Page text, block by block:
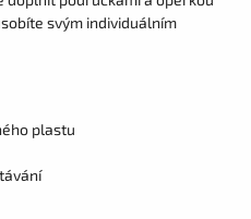
svým individuálním
plastu